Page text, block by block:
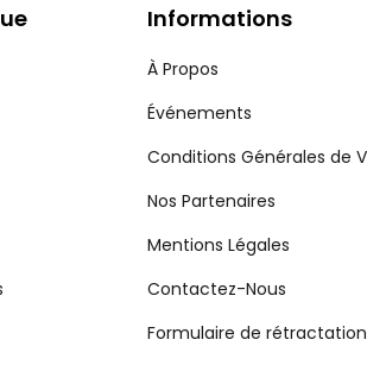
Informations
À Propos
Événements
Conditions Générales de
Nos Partenaires
Mentions Légales
Contactez-Nous
Formulaire de rétractation